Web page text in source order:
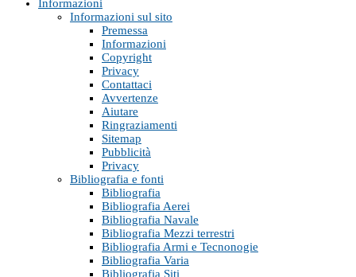
Informazioni
Informazioni sul sito
Premessa
Informazioni
Copyright
Privacy
Contattaci
Avvertenze
Aiutare
Ringraziamenti
Sitemap
Pubblicità
Privacy
Bibliografia e fonti
Bibliografia
Bibliografia Aerei
Bibliografia Navale
Bibliografia Mezzi terrestri
Bibliografia Armi e Tecnonogie
Bibliografia Varia
Bibliografia Siti